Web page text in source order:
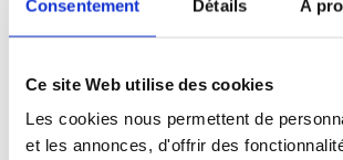
Consentement Détails À
Ce site Web utilise des cookies
Les cookies nous permettent de
et les annonces, d'offrir des
candidat
Qualifications et diplômes :
Profil recherché :